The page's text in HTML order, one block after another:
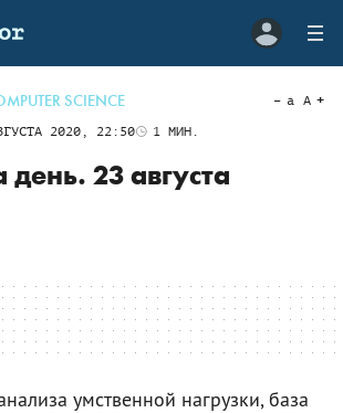
SCIENCE
2020, 22:50 1 МИН.
a A
23 августа
умственной нагрузки, база